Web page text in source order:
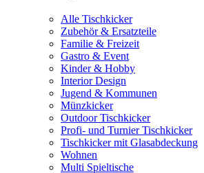
Alle Tischkicker
Zubehör & Ersatzteile
Familie & Freizeit
Gastro & Event
Kinder & Hobby
Interior Design
Jugend & Kommunen
Münzkicker
Outdoor Tischkicker
Profi- und Turnier Tischkicker
Tischkicker mit Glasabdeckung
Wohnen
Multi Spieltische